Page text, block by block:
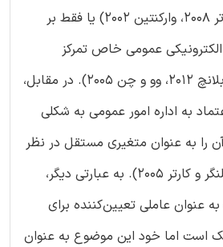
(برای مثال بلنگر و کارتر 2008، وارکنتین 2002) یا فقط بر
عمومی خاص تمرکز
داشته‌اند (برای مثال بلانچ 2012، وو و چن 2005). در مقابل،
به اداره امور عمومی به شکلی
را به عنوان متغیری مستقل در نظر
گرفته‌اند (برای مثال بلنگر و کارتر 2005). به عبارتی دیگر،
عنوان عاملی تعیین‌کننده‌ برای
است اما خود این موضوع به عنوان